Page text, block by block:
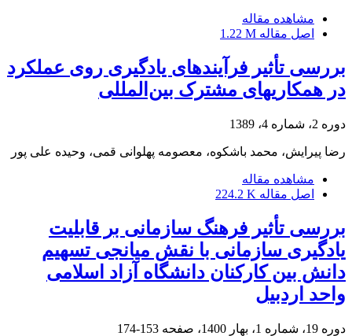
مشاهده مقاله
اصل مقاله 1.22 M
بررسی تأثیر فرآیندهای یادگیری روی عملکرد
در همکاری‏های مشترک بین‌المللی
دوره 2، شماره 4، 1389
رضا پیرایش، محمد باشکوه، معصومه پهلوانی قمی، وحیده علی پور
مشاهده مقاله
اصل مقاله 224.2 K
بررسی تأثیر فرهنگ سازمانی بر قابلیت
یادگیری سازمانی با نقش میانجی تسهیم
دانش بین کارکنان دانشگاه آزاد اسلامی
واحد اردبیل
دوره 19، شماره 1، بهار 1400، صفحه 153-174